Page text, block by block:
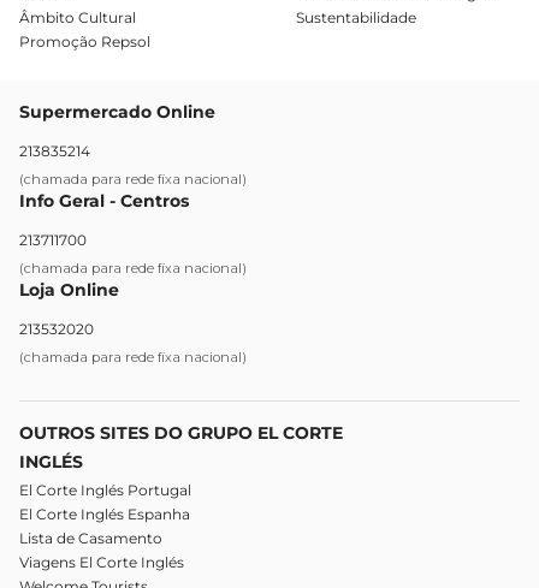
Âmbito Cultural
Promoção Repsol
Sustentabilidade
Supermercado Online
213835214
(chamada para rede fixa nacional)
Info Geral - Centros
213711700
(chamada para rede fixa nacional)
Loja Online
213532020
(chamada para rede fixa nacional)
OUTROS SITES DO GRUPO EL CORTE
INGLÉS
El Corte Inglés Portugal
El Corte Inglés Espanha
Lista de Casamento
Viagens El Corte Inglés